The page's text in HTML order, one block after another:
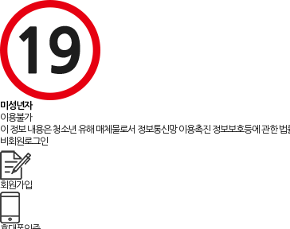
미성년자
이용불가
이 정보 내용은 청소년 유해 매체물로서 정보통신망 이용촉진 정보보호등에 관한
비회원로그인
회원가입